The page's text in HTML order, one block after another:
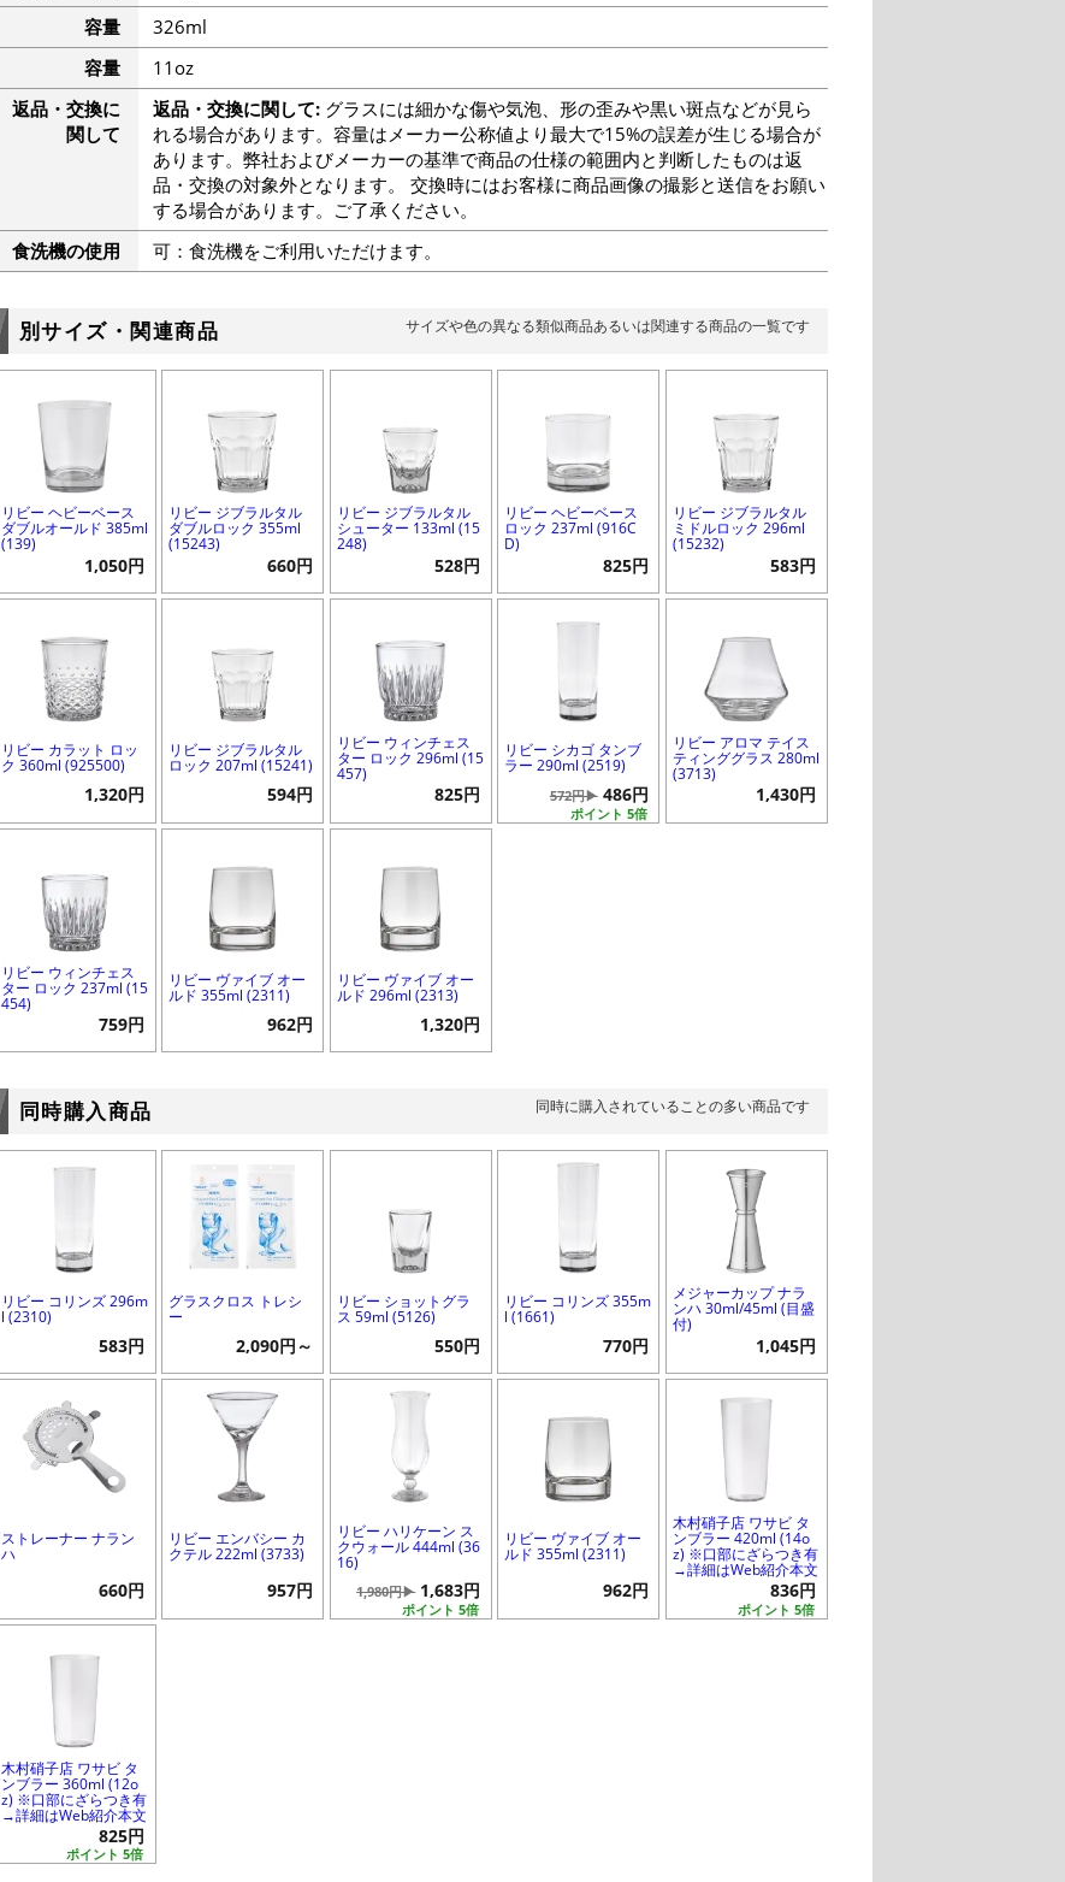
容量
326ml
容量
11oz
返品・交換に
関して
返品・交換に関して:グラスには細かな傷や気泡、形の歪みや黒い斑点などが見ら
れる場合があります。容量はメーカー公称値より最大で15%の誤差が生じる場合が
あります。弊社およびメーカーの基準で商品の仕様の範囲内と判断したものは返
品・交換の対象外となります。 交換時にはお客様に商品画像の撮影と送信をお願い
する場合があります。ご了承ください。
食洗機の使用
可：食洗機をご利用いただけます。
別サイズ・関連商品 サイズや色の異なる類似商品あるいは関連する商品の一覧です
リビー ヘビーベース
ダブルオールド 385ml
(139)
1,050円
リビー ジブラルタル
ダブルロック 355ml
(15243)
660円
リビー ジブラルタル
シューター 133ml (15
248)
528円
リビー ヘビーベース
ロック 237ml (916C
D)
825円
リビー ジブラルタル
ミドルロック 296ml
(15232)
583円
リビー カラット ロッ
ク 360ml (925500)
1,320円
リビー ジブラルタル
ロック 207ml (15241)
594円
リビー ウィンチェス
ター ロック 296ml (15
457)
825円
リビー シカゴ タンブ
ラー 290ml (2519)
ポイント 5倍
572円▶ 486円
リビー アロマ テイス
ティンググラス 280ml
(3713)
1,430円
リビー ウィンチェス
ター ロック 237ml (15
454)
759円
リビー ヴァイブ オー
ルド 355ml (2311)
962円
リビー ヴァイブ オー
ルド 296ml (2313)
1,320円
同時購入商品 同時に購入されていることの多い商品です
リビー コリンズ 296m
l (2310)
583円
グラスクロス トレシ
ー
2,090円～
リビー ショットグラ
ス 59ml (5126)
550円
リビー コリンズ 355m
l (1661)
770円
メジャーカップ ナラ
ンハ 30ml/45ml (目盛
付)
1,045円
ストレーナー ナラン
ハ
660円
リビー エンバシー カ
クテル 222ml (3733)
957円
リビー ハリケーン ス
クウォール 444ml (36
16)
ポイント 5倍
1,980円▶ 1,683円
リビー ヴァイブ オー
ルド 355ml (2311)
962円
木村硝子店 ワサビ タ
ンブラー 420ml (14o
z) ※口部にざらつき有
→詳細はWeb紹介本文
ポイント 5倍
836円
木村硝子店 ワサビ タ
ンブラー 360ml (12o
z) ※口部にざらつき有
→詳細はWeb紹介本文
ポイント 5倍
825円